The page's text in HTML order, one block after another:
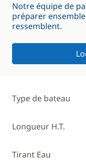
Notre équipe de
préparer
ressemblent.
Type de bateau
Longueur H.T.
Tirant Eau